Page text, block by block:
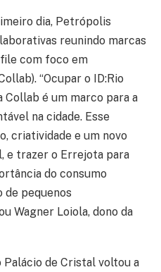
dia, Petrópolis
reunindo marcas
com foco em
“Ocupar o ID:Rio
é um marco para a
na cidade. Esse
criatividade e um novo
e trazer o Errejota para
do consumo
de pequenos
Wagner Loiola, dono da
Palácio de Cristal voltou a